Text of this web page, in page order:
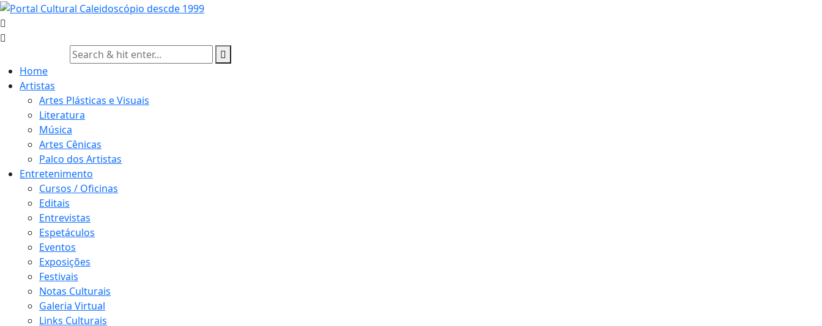
Skip
to
content
Home
Artistas
Artes Plásticas e Visuais
Literatura
Música
Artes Cênicas
Palco dos Artistas
Entretenimento
Cursos / Oficinas
Editais
Entrevistas
Espetáculos
Eventos
Exposições
Festivais
Notas Culturais
Galeria Virtual
Links Culturais